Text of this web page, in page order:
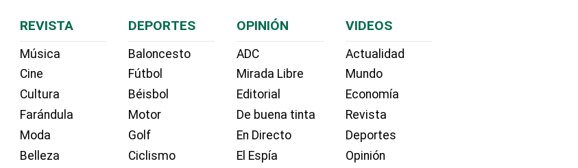
REVISTA
Música
Cine
Cultura
Farándula
Moda
Belleza
DEPORTES
Baloncesto
Fútbol
Béisbol
Motor
Golf
Ciclismo
OPINIÓN
ADC
Mirada Libre
Editorial
De buena tinta
En Directo
El Espía
VIDEOS
Actualidad
Mundo
Economía
Revista
Deportes
Opinión